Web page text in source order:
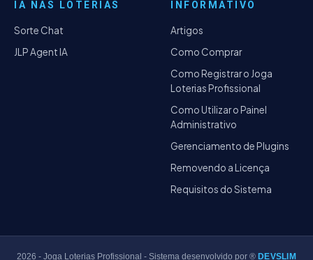
IA NAS LOTERIAS
Sorte Chat
JLP Agent IA
INFORMATIVO
Artigos
Como Comprar
Como Registrar o Joga
Loterias Profissional
Como Utilizar o Painel
Administrativo
Gerenciamento de Plugins
Removendo a Licença
Requisitos do Sistema
2026 - Joga Loterias Profissional - Sistema desenvolvido por ® DEVSLIM